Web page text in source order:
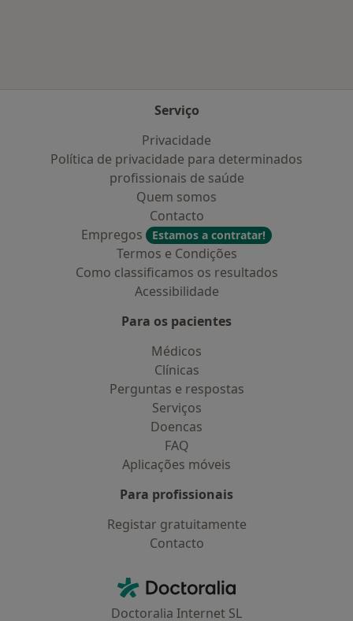
Serviço
Privacidade
Política de privacidade para determinados
profissionais de saúde
Quem somos
Contacto
Empregos
Estamos a contratar!
Termos e Condições
Como classificamos os resultados
Acessibilidade
Para os pacientes
Médicos
Clínicas
Perguntas e respostas
Serviços
Doencas
FAQ
Aplicações móveis
Para profissionais
Registar gratuitamente
Contacto
Doctoralia - Homepage
Doctoralia Internet SL